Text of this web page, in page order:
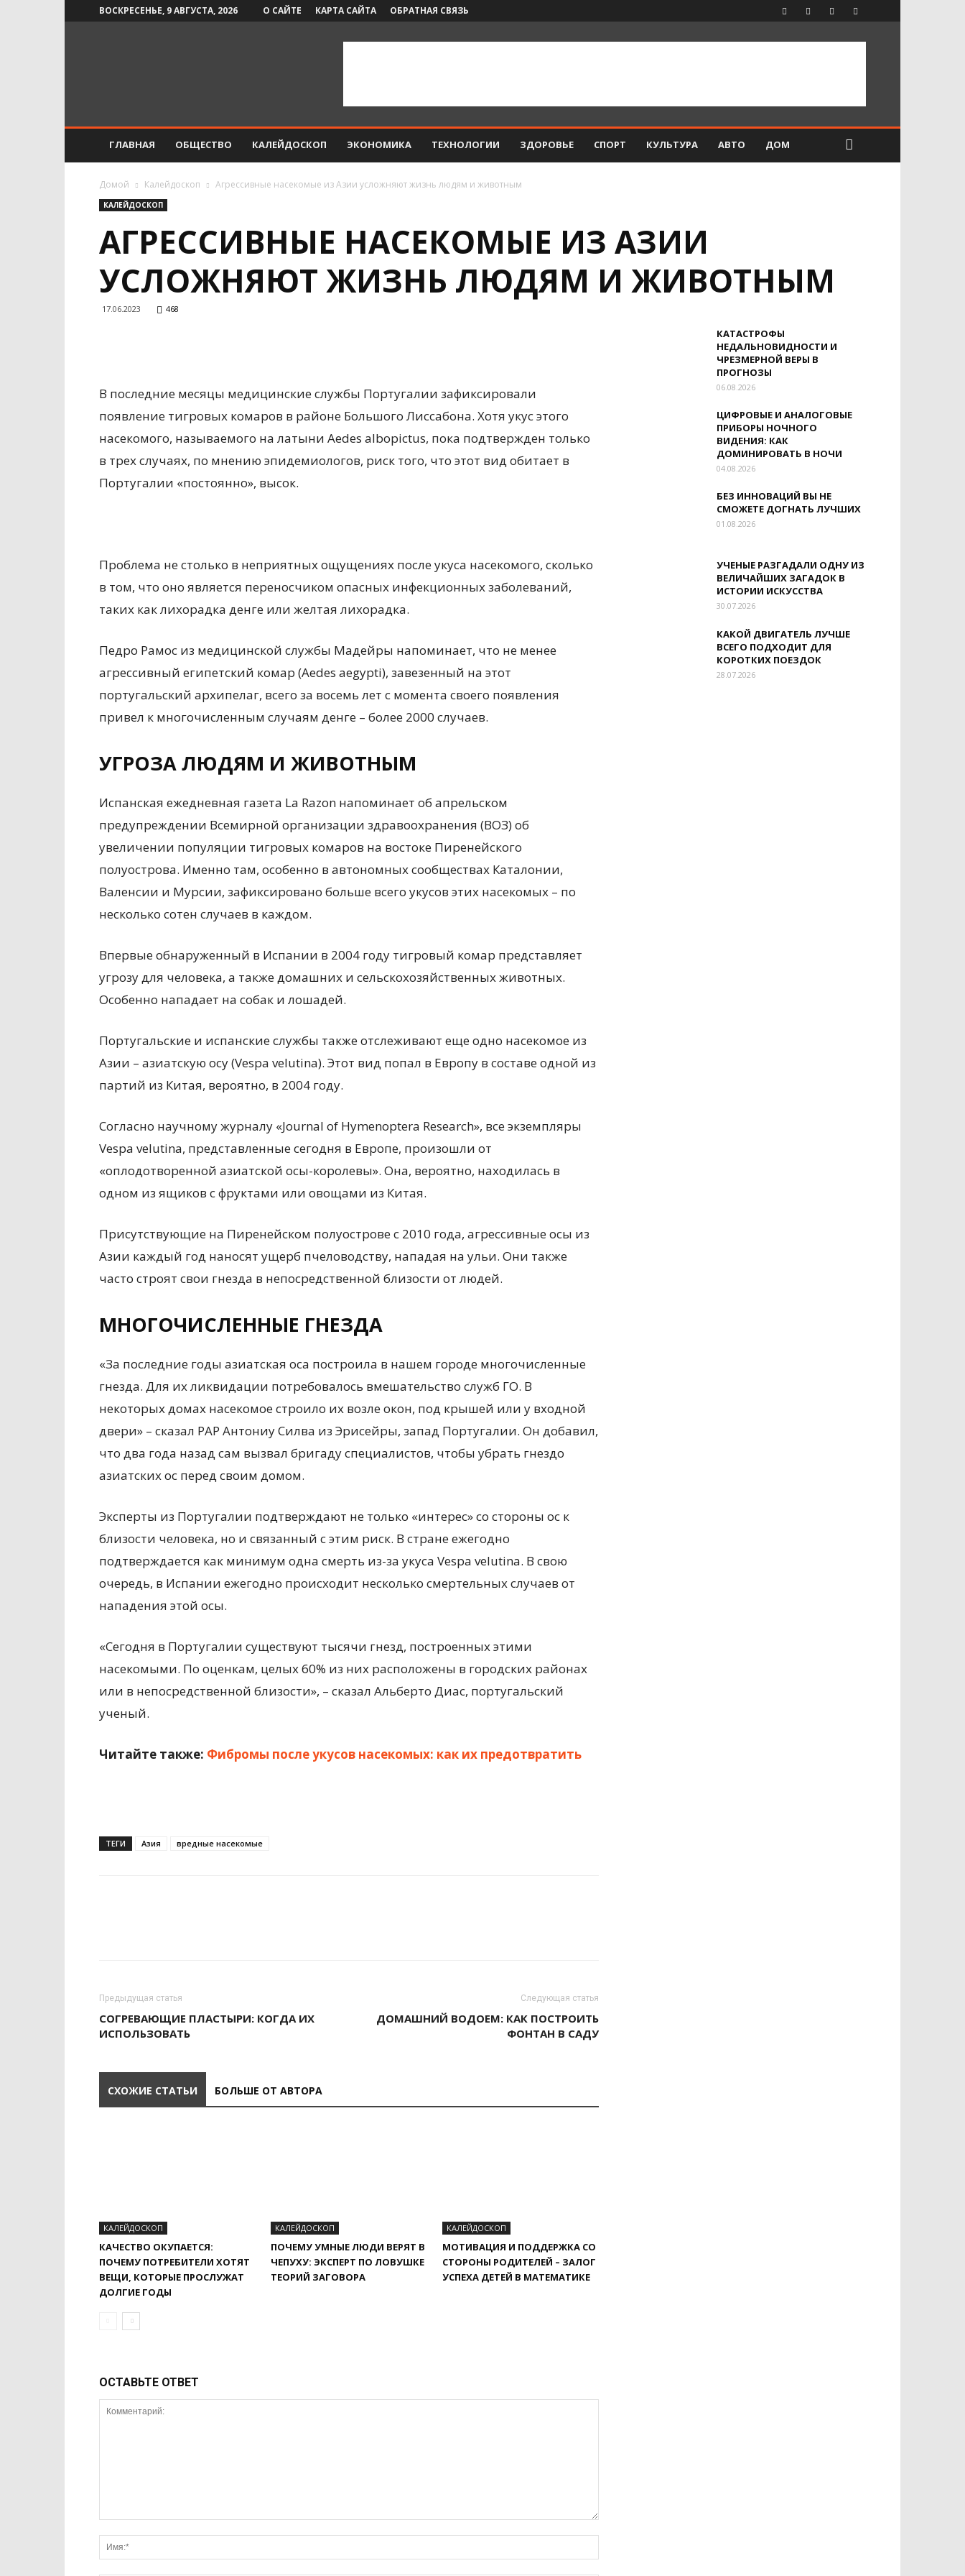
ВОСКРЕСЕНЬЕ, 9 АВГУСТА, 2026 О САЙТЕ КАРТА САЙТА ОБРАТНАЯ СВЯЗЬ
ГЛАВНАЯ ОБЩЕСТВО КАЛЕЙДОСКОП ЭКОНОМИКА ТЕХНОЛОГИИ ЗДОРОВЬЕ СПОРТ КУЛЬТУРА АВТО ДОМ
Домой Калейдоскоп Агрессивные насекомые из Азии усложняют жизнь людям и животным
КАЛЕЙДОСКОП
АГРЕССИВНЫЕ НАСЕКОМЫЕ ИЗ АЗИИ
УСЛОЖНЯЮТ ЖИЗНЬ ЛЮДЯМ И ЖИВОТНЫМ
17.06.2023 468
В последние месяцы медицинские службы Португалии зафиксировали
появление тигровых комаров в районе Большого Лиссабона. Хотя укус этого
насекомого, называемого на латыни Aedes albopictus, пока подтвержден только
в трех случаях, по мнению эпидемиологов, риск того, что этот вид обитает в
Португалии «постоянно», высок.
Проблема не столько в неприятных ощущениях после укуса насекомого, сколько
в том, что оно является переносчиком опасных инфекционных заболеваний,
таких как лихорадка денге или желтая лихорадка.
Педро Рамос из медицинской службы Мадейры напоминает, что не менее
агрессивный египетский комар (Aedes aegypti), завезенный на этот
португальский архипелаг, всего за восемь лет с момента своего появления
привел к многочисленным случаям денге – более 2000 случаев.
УГРОЗА ЛЮДЯМ И ЖИВОТНЫМ
Испанская ежедневная газета La Razon напоминает об апрельском
предупреждении Всемирной организации здравоохранения (ВОЗ) об
увеличении популяции тигровых комаров на востоке Пиренейского
полуострова. Именно там, особенно в автономных сообществах Каталонии,
Валенсии и Мурсии, зафиксировано больше всего укусов этих насекомых – по
несколько сотен случаев в каждом.
Впервые обнаруженный в Испании в 2004 году тигровый комар представляет
угрозу для человека, а также домашних и сельскохозяйственных животных.
Особенно нападает на собак и лошадей.
Португальские и испанские службы также отслеживают еще одно насекомое из
Азии – азиатскую осу (Vespa velutina). Этот вид попал в Европу в составе одной из
партий из Китая, вероятно, в 2004 году.
Согласно научному журналу «Journal of Hymenoptera Research», все экземпляры
Vespa velutina, представленные сегодня в Европе, произошли от
«оплодотворенной азиатской осы-королевы». Она, вероятно, находилась в
одном из ящиков с фруктами или овощами из Китая.
Присутствующие на Пиренейском полуострове с 2010 года, агрессивные осы из
Азии каждый год наносят ущерб пчеловодству, нападая на ульи. Они также
часто строят свои гнезда в непосредственной близости от людей.
МНОГОЧИСЛЕННЫЕ ГНЕЗДА
«За последние годы азиатская оса построила в нашем городе многочисленные
гнезда. Для их ликвидации потребовалось вмешательство служб ГО. В
некоторых домах насекомое строило их возле окон, под крышей или у входной
двери» – сказал PAP Антониу Силва из Эрисейры, запад Португалии. Он добавил,
что два года назад сам вызвал бригаду специалистов, чтобы убрать гнездо
азиатских ос перед своим домом.
Эксперты из Португалии подтверждают не только «интерес» со стороны ос к
близости человека, но и связанный с этим риск. В стране ежегодно
подтверждается как минимум одна смерть из-за укуса Vespa velutina. В свою
очередь, в Испании ежегодно происходит несколько смертельных случаев от
нападения этой осы.
«Сегодня в Португалии существуют тысячи гнезд, построенных этими
насекомыми. По оценкам, целых 60% из них расположены в городских районах
или в непосредственной близости», – сказал Альберто Диас, португальский
ученый.
Читайте также: Фибромы после укусов насекомых: как их предотвратить
ТЕГИ Азия вредные насекомые
Предыдущая статья
СОГРЕВАЮЩИЕ ПЛАСТЫРИ: КОГДА ИХ
ИСПОЛЬЗОВАТЬ
Следующая статья
ДОМАШНИЙ ВОДОЕМ: КАК ПОСТРОИТЬ
ФОНТАН В САДУ
СХОЖИЕ СТАТЬИ БОЛЬШЕ ОТ АВТОРА
КАЛЕЙДОСКОП
КАЧЕСТВО ОКУПАЕТСЯ:
ПОЧЕМУ ПОТРЕБИТЕЛИ ХОТЯТ
ВЕЩИ, КОТОРЫЕ ПРОСЛУЖАТ
ДОЛГИЕ ГОДЫ
КАЛЕЙДОСКОП
ПОЧЕМУ УМНЫЕ ЛЮДИ ВЕРЯТ В
ЧЕПУХУ: ЭКСПЕРТ ПО ЛОВУШКЕ
ТЕОРИЙ ЗАГОВОРА
КАЛЕЙДОСКОП
МОТИВАЦИЯ И ПОДДЕРЖКА СО
СТОРОНЫ РОДИТЕЛЕЙ – ЗАЛОГ
УСПЕХА ДЕТЕЙ В МАТЕМАТИКЕ
ОСТАВЬТЕ ОТВЕТ
КАТАСТРОФЫ
НЕДАЛЬНОВИДНОСТИ И
ЧРЕЗМЕРНОЙ ВЕРЫ В
ПРОГНОЗЫ
06.08.2026
ЦИФРОВЫЕ И АНАЛОГОВЫЕ
ПРИБОРЫ НОЧНОГО
ВИДЕНИЯ: КАК
ДОМИНИРОВАТЬ В НОЧИ
04.08.2026
БЕЗ ИННОВАЦИЙ ВЫ НЕ
СМОЖЕТЕ ДОГНАТЬ ЛУЧШИХ
01.08.2026
УЧЕНЫЕ РАЗГАДАЛИ ОДНУ ИЗ
ВЕЛИЧАЙШИХ ЗАГАДОК В
ИСТОРИИ ИСКУССТВА
30.07.2026
КАКОЙ ДВИГАТЕЛЬ ЛУЧШЕ
ВСЕГО ПОДХОДИТ ДЛЯ
КОРОТКИХ ПОЕЗДОК
28.07.2026